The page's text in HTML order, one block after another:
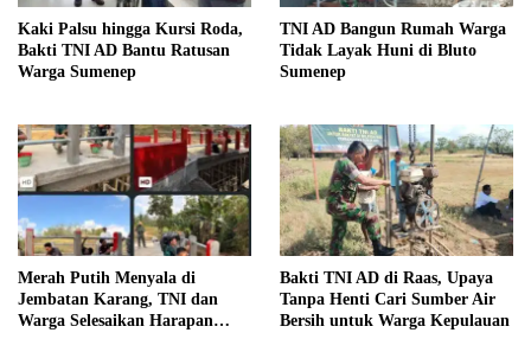
Kaki Palsu hingga Kursi Roda,
Bakti TNI AD Bantu Ratusan
Warga Sumenep
TNI AD Bangun Rumah Warga
Tidak Layak Huni di Bluto
Sumenep
Merah Putih Menyala di
Jembatan Karang, TNI dan
Warga Selesaikan Harapan
Bakti TNI AD di Raas, Upaya
Tanpa Henti Cari Sumber Air
Bersih untuk Warga Kepulauan